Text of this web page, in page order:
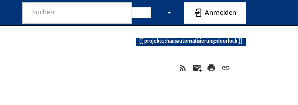
Anmelden
projekte:hausautomatisierung:doorlock